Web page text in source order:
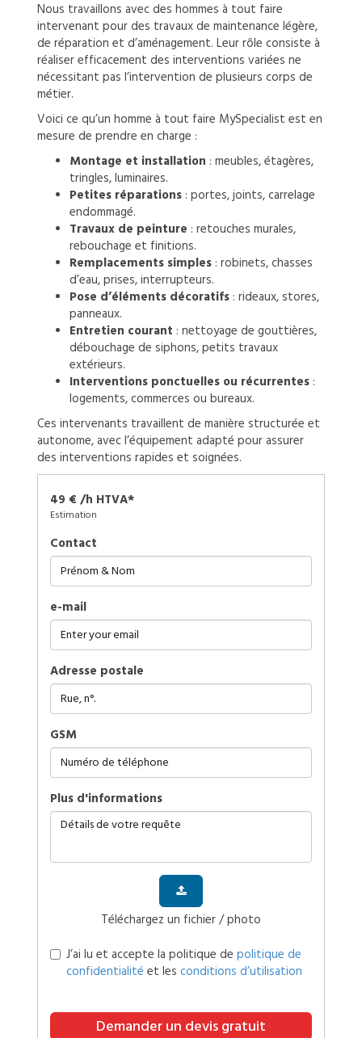
Nous travaillons avec des hommes à tout faire
intervenant pour des travaux de maintenance légère,
de réparation et d’aménagement. Leur rôle consiste à
réaliser efficacement des interventions variées ne
nécessitant pas l’intervention de plusieurs corps de
métier.
Voici ce qu’un homme à tout faire MySpecialist est en
mesure de prendre en charge :
Montage et installation : meubles, étagères,
tringles, luminaires.
Petites réparations: portes, joints, carrelage
endommagé.
Travaux de peinture : retouches murales,
rebouchage et finitions.
Remplacements simples: robinets, chasses
d’eau, prises, interrupteurs.
Pose d’éléments décoratifs: rideaux, stores,
panneaux.
Entretien courant : nettoyage de gouttières,
débouchage de siphons, petits travaux
extérieurs.
Interventions ponctuelles ou récurrentes:
logements, commerces ou bureaux.
Ces intervenants travaillent de manière structurée et
autonome, avec l’équipement adapté pour assurer
des interventions rapides et soignées.
49 € /h HTVA*
Estimation
Contact
e-mail
Adresse postale
GSM
plus d'informations
Téléchargez un fichier / photo
J’ai lu et accepte la politique de politique de
confidentialité et les conditions d’utilisation
Demander un devis gratuit